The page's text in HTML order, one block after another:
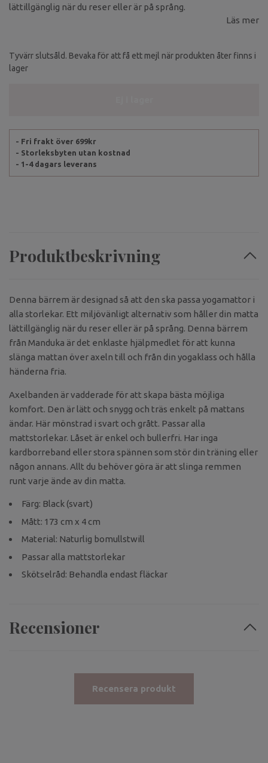
lättillgänglig när du reser eller är på språng.
Läs mer
Tyvärr slutsåld. Bevaka för att få ett mejl när produkten åter finns i
lager
- Fri frakt över 699kr
- Storleksbyten utan kostnad
- 1-4 dagars leverans
Produktbeskrivning
Denna bärrem är designad så att den ska passa yogamattor i
alla storlekar. Ett miljövänligt alternativ som håller din matta
lättillgänglig när du reser eller är på språng. Denna bärrem
från Manduka är det enklaste hjälpmedlet för att kunna
slänga mattan över axeln till och från din yogaklass och hålla
händerna fria.
Axelbanden är vadderade för att skapa bästa möjliga
komfort. Den är lätt och snygg och träs enkelt på mattans
ändar. Här mönstrad i svart och grått. Passar alla
mattstorlekar. Låset är enkel och bullerfri. Har inga
kardborreband eller stora spännen som stör din träning eller
någon annans. Allt du behöver göra är att slinga remmen
runt varje ände av din matta.
Färg: Black (svart)
Mått: 173 cm x 4 cm
Material: Naturlig bomullstwill
Passar alla mattstorlekar
Skötselråd: Behandla endast fläckar
Recensioner
Recensera produkt